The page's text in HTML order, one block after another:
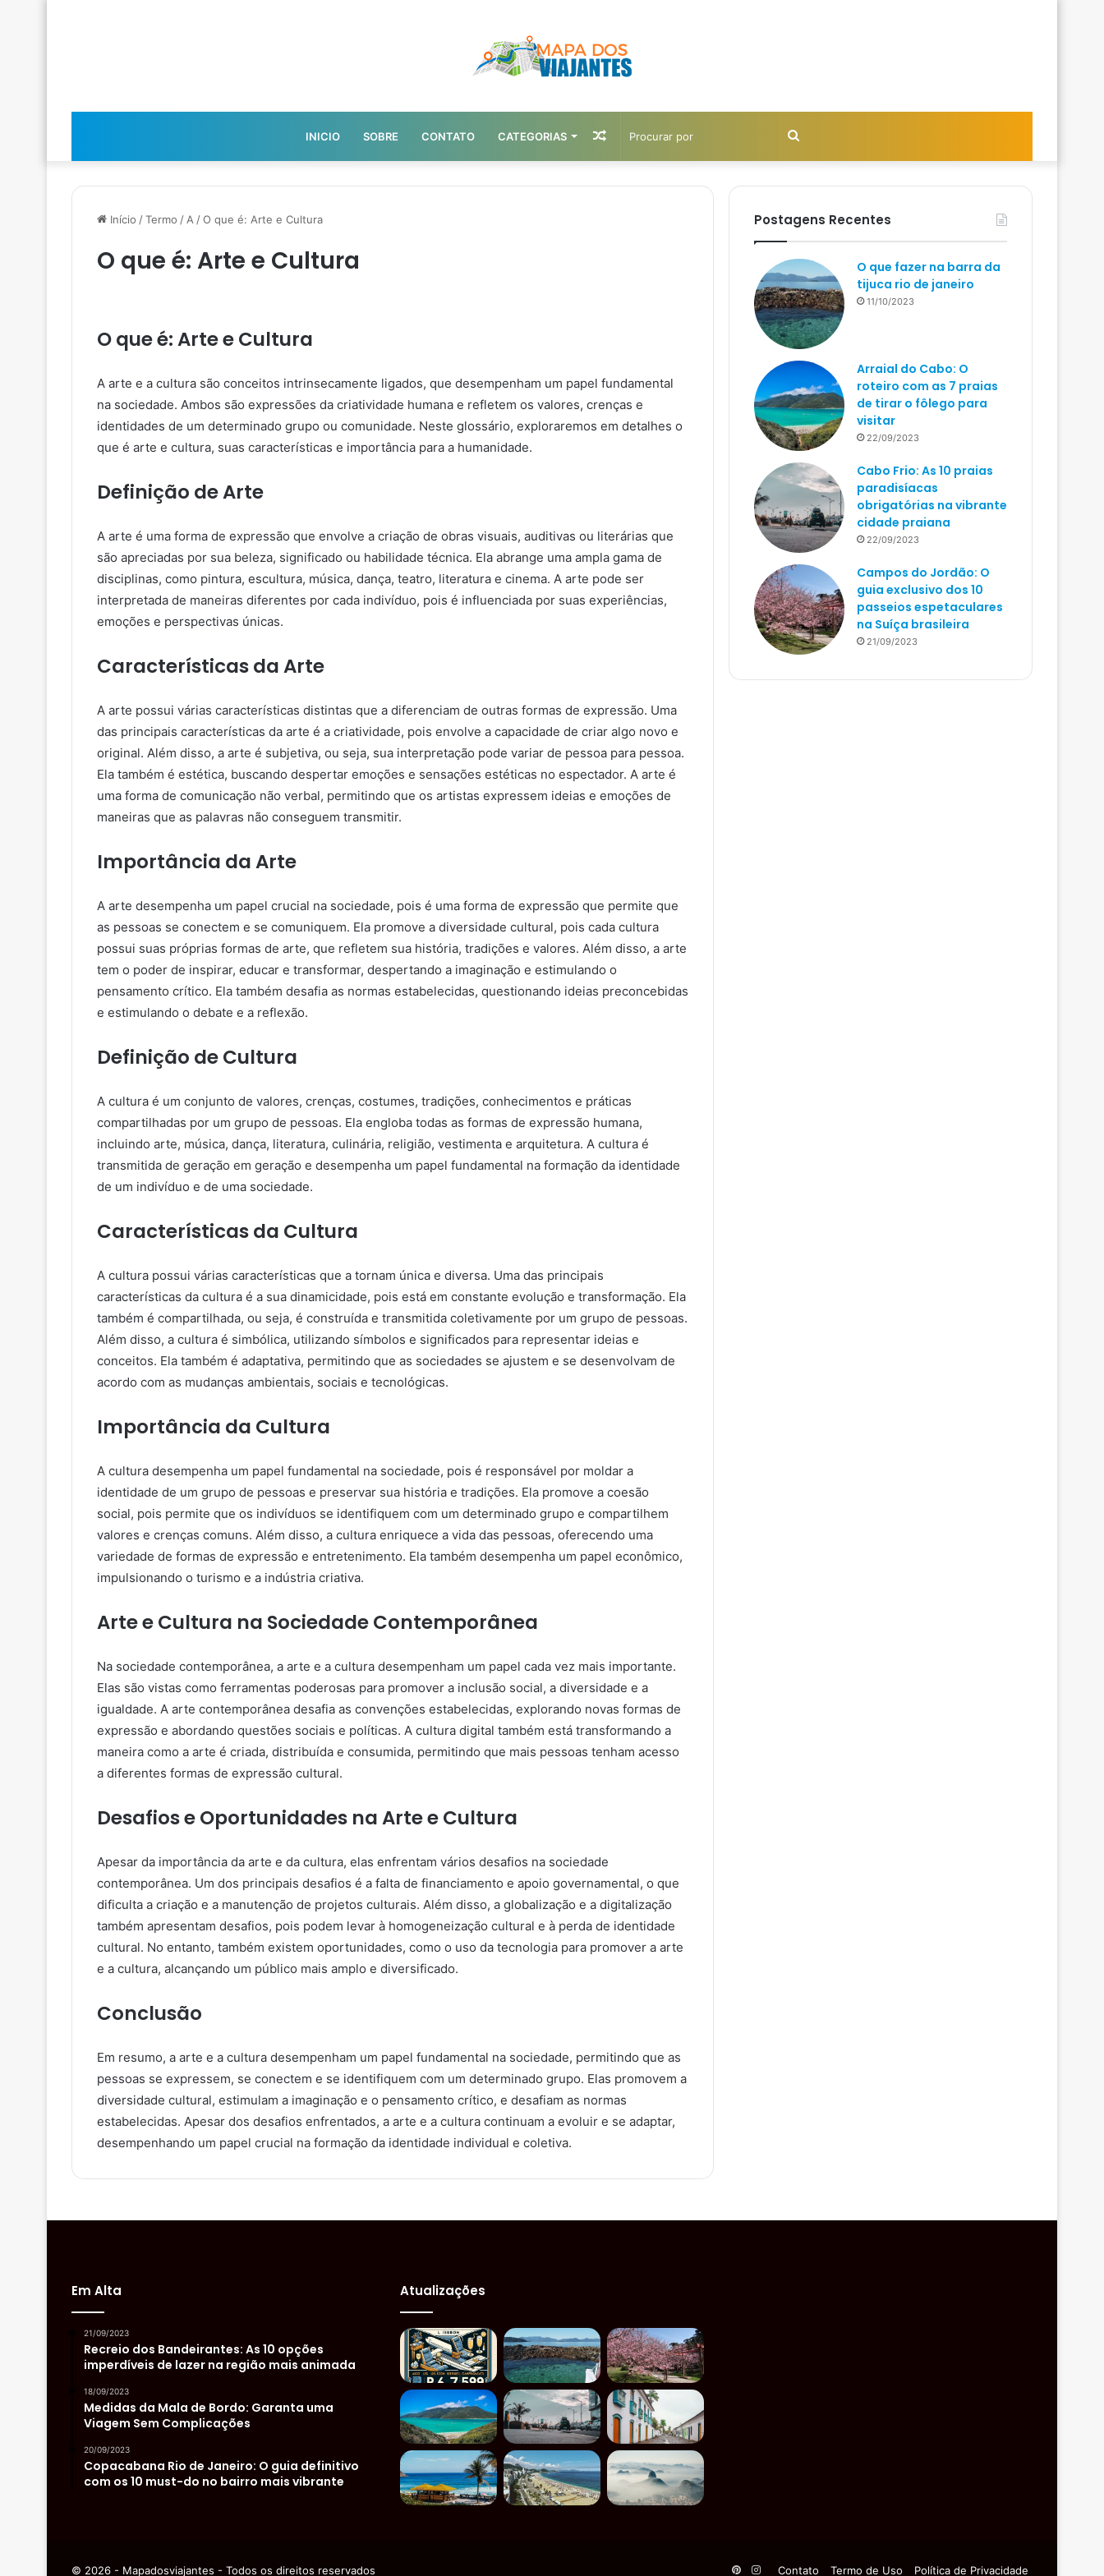
INICIO SOBRE CONTATO CATEGORIAS Procurar
por
Artigo
aleatório
Início /Termo / A /O que é: Arte e Cultura
O que é: Arte e Cultura
O que é: Arte e Cultura
A arte e a cultura são conceitos intrinsecamente ligados, que desempenham um papel fundamental
na sociedade. Ambos são expressões da criatividade humana e refletem os valores, crenças e
identidades de um determinado grupo ou comunidade. Neste glossário, exploraremos em detalhes o
que é arte e cultura, suas características e importância para a humanidade.
Definição de Arte
A arte é uma forma de expressão que envolve a criação de obras visuais, auditivas ou literárias que
são apreciadas por sua beleza, significado ou habilidade técnica. Ela abrange uma ampla gama de
disciplinas, como pintura, escultura, música, dança, teatro, literatura e cinema. A arte pode ser
interpretada de maneiras diferentes por cada indivíduo, pois é influenciada por suas experiências,
emoções e perspectivas únicas.
Características da Arte
A arte possui várias características distintas que a diferenciam de outras formas de expressão. Uma
das principais características da arte é a criatividade, pois envolve a capacidade de criar algo novo e
original. Além disso, a arte é subjetiva, ou seja, sua interpretação pode variar de pessoa para pessoa.
Ela também é estética, buscando despertar emoções e sensações estéticas no espectador. A arte é
uma forma de comunicação não verbal, permitindo que os artistas expressem ideias e emoções de
maneiras que as palavras não conseguem transmitir.
Importância da Arte
A arte desempenha um papel crucial na sociedade, pois é uma forma de expressão que permite que
as pessoas se conectem e se comuniquem. Ela promove a diversidade cultural, pois cada cultura
possui suas próprias formas de arte, que refletem sua história, tradições e valores. Além disso, a arte
tem o poder de inspirar, educar e transformar, despertando a imaginação e estimulando o
pensamento crítico. Ela também desafia as normas estabelecidas, questionando ideias preconcebidas
e estimulando o debate e a reflexão.
Definição de Cultura
A cultura é um conjunto de valores, crenças, costumes, tradições, conhecimentos e práticas
compartilhadas por um grupo de pessoas. Ela engloba todas as formas de expressão humana,
incluindo arte, música, dança, literatura, culinária, religião, vestimenta e arquitetura. A cultura é
transmitida de geração em geração e desempenha um papel fundamental na formação da identidade
de um indivíduo e de uma sociedade.
Características da Cultura
A cultura possui várias características que a tornam única e diversa. Uma das principais
características da cultura é a sua dinamicidade, pois está em constante evolução e transformação. Ela
também é compartilhada, ou seja, é construída e transmitida coletivamente por um grupo de pessoas.
Além disso, a cultura é simbólica, utilizando símbolos e significados para representar ideias e
conceitos. Ela também é adaptativa, permitindo que as sociedades se ajustem e se desenvolvam de
acordo com as mudanças ambientais, sociais e tecnológicas.
Importância da Cultura
A cultura desempenha um papel fundamental na sociedade, pois é responsável por moldar a
identidade de um grupo de pessoas e preservar sua história e tradições. Ela promove a coesão
social, pois permite que os indivíduos se identifiquem com um determinado grupo e compartilhem
valores e crenças comuns. Além disso, a cultura enriquece a vida das pessoas, oferecendo uma
variedade de formas de expressão e entretenimento. Ela também desempenha um papel econômico,
impulsionando o turismo e a indústria criativa.
Arte e Cultura na Sociedade Contemporânea
Na sociedade contemporânea, a arte e a cultura desempenham um papel cada vez mais importante.
Elas são vistas como ferramentas poderosas para promover a inclusão social, a diversidade e a
igualdade. A arte contemporânea desafia as convenções estabelecidas, explorando novas formas de
expressão e abordando questões sociais e políticas. A cultura digital também está transformando a
maneira como a arte é criada, distribuída e consumida, permitindo que mais pessoas tenham acesso
a diferentes formas de expressão cultural.
Desafios e Oportunidades na Arte e Cultura
Apesar da importância da arte e da cultura, elas enfrentam vários desafios na sociedade
contemporânea. Um dos principais desafios é a falta de financiamento e apoio governamental, o que
dificulta a criação e a manutenção de projetos culturais. Além disso, a globalização e a digitalização
também apresentam desafios, pois podem levar à homogeneização cultural e à perda de identidade
cultural. No entanto, também existem oportunidades, como o uso da tecnologia para promover a arte
e a cultura, alcançando um público mais amplo e diversificado.
Conclusão
Em resumo, a arte e a cultura desempenham um papel fundamental na sociedade, permitindo que as
pessoas se expressem, se conectem e se identifiquem com um determinado grupo. Elas promovem a
diversidade cultural, estimulam a imaginação e o pensamento crítico, e desafiam as normas
estabelecidas. Apesar dos desafios enfrentados, a arte e a cultura continuam a evoluir e se adaptar,
desempenhando um papel crucial na formação da identidade individual e coletiva.
Postagens Recentes
O que fazer na barra da
tijuca rio de janeiro
11/10/2023
Arraial do Cabo: O
roteiro com as 7 praias
de tirar o fôlego para
visitar
22/09/2023
Cabo Frio: As 10 praias
paradisíacas
obrigatórias na vibrante
cidade praiana
22/09/2023
Campos do Jordão: O
guia exclusivo dos 10
passeios espetaculares
na Suíça brasileira
21/09/2023
Em Alta
21/09/2023
Recreio dos Bandeirantes: As 10 opções
imperdíveis de lazer na região mais animada
18/09/2023
Medidas da Mala de Bordo: Garanta uma
Viagem Sem Complicações
20/09/2023
Copacabana Rio de Janeiro: O guia definitivo
com os 10 must-do no bairro mais vibrante
Atualizações
© 2026 - Mapadosviajantes - Todos os direitos reservados Contato Termo de Uso Política de Privacidade
Pinterest
Instagram